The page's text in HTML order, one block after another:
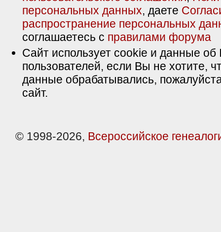
персональных данных, даете
распространение персональных
соглашаетесь с правилами форума
Сайт использует cookie и данные об
пользователей, если Вы не хотите,
данные обрабатывались,
сайт.
© 1998-2026, Всероссийское